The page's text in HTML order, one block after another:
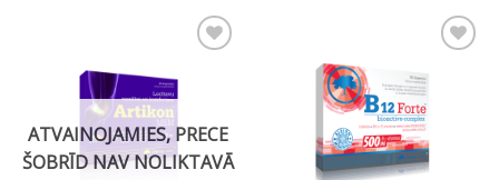
sarakstam
ATVAINOJAMIES, PRECE
ŠOBRĪD NAV NOLIKTAVĀ
Pievienot vēlmju
sarakstam